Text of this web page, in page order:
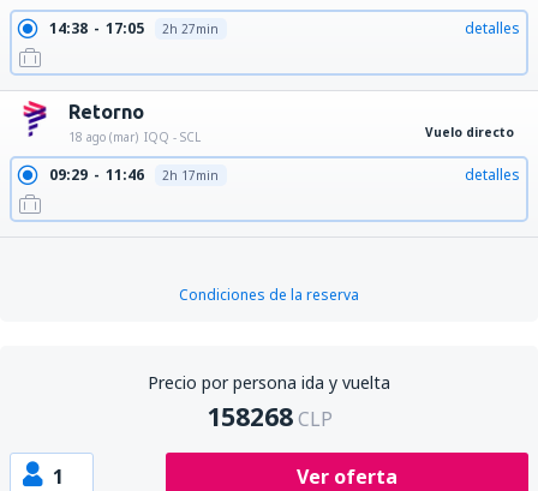
14:38 17:05 2h 27min detalles
Retorno
18 ago (mar) IQQ - SCL Vuelo directo
09:29 11:46 2h 17min detalles
Condiciones de la reserva
Precio por persona ida y vuelta
158268 CLP
1 Ver oferta